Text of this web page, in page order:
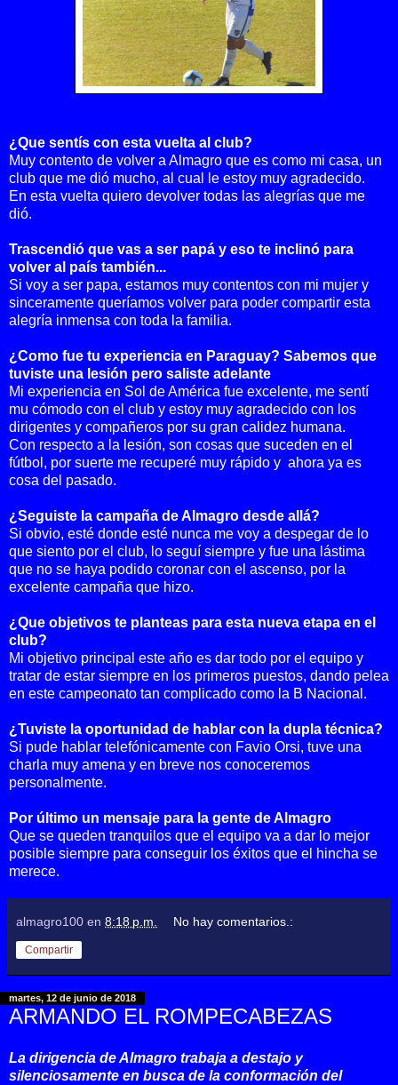
¿Que sentís con esta vuelta al club?
Muy contento de volver a Almagro que es como mi casa, un
club que me dió mucho, al cual le estoy muy agradecido.
En esta vuelta quiero devolver todas las alegrías que me
dió.
Trascendió que vas a ser papá y eso te inclinó para
volver al país también...
Si voy a ser papa, estamos muy contentos con mi mujer y
sinceramente queríamos volver para poder compartir esta
alegría inmensa con toda la familia.
¿Como fue tu experiencia en Paraguay? Sabemos que
tuviste una lesión pero saliste adelante
Mi experiencia en Sol de América fue excelente, me sentí
mu cómodo con el club y estoy muy agradecido con los
dirigentes y compañeros por su gran calidez humana.
Con respecto a la lesión, son cosas que suceden en el
fútbol, por suerte me recuperé muy rápido y ahora ya es
cosa del pasado.
¿Seguiste la campaña de Almagro desde allá?
Si obvio, esté donde esté nunca me voy a despegar de lo
que siento por el club, lo seguí siempre y fue una lástima
que no se haya podido coronar con el ascenso, por la
excelente campaña que hizo.
¿Que objetivos te planteas para esta nueva etapa en el
club?
Mi objetivo principal este año es dar todo por el equipo y
tratar de estar siempre en los primeros puestos, dando pelea
en este campeonato tan complicado como la B Nacional.
¿Tuviste la oportunidad de hablar con la dupla técnica?
Si pude hablar telefónicamente con Favio Orsi, tuve una
charla muy amena y en breve nos conoceremos
personalmente.
Por último un mensaje para la gente de Almagro
Que se queden tranquilos que el equipo va a dar lo mejor
posible siempre para conseguir los éxitos que el hincha se
merece.
almagro100 en 8:18 p.m. No hay comentarios.:
Compartir
martes, 12 de junio de 2018
ARMANDO EL ROMPECABEZAS
La dirigencia de Almagro trabaja a destajo y
silenciosamente en busca de la conformación del